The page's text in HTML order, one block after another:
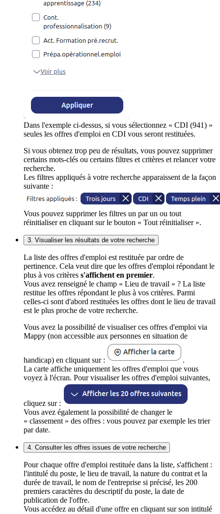
Dans l'exemple ci-dessus, si vous sélectionnez « CDI (941) »
seules les offres d'emploi en CDI vous seront restituées.
Si vous obtenez trop peu de résultats, vous pouvez supprimer
certains mots-clés ou certains filtres et critères et relancer votre
recherche.
Les filtres appliqués à votre recherche apparaissent de la façon
suivante :
Vous pouvez supprimer les filtres un par un ou tout
réinitialiser en cliquant sur le bouton « Tout réinitialiser ».
3. Visualiser les résultats de votre recherche
La liste des offres d'emploi est restituée par ordre de
pertinence. Cela veut dire que les offres d'emploi répondant le
plus à vos critères s'affichent en premier.
Vous avez renseigné le champ « Lieu de travail » ? La liste
restitue les offres répondant le plus à vos critères. Parmi
celles-ci sont d'abord restituées les offres dont le lieu de travail
est le plus proche de votre recherche.
Vous avez la possibilité de visualiser ces offres d'emploi via
Mappy (non accessible aux personnes en situation de
handicap) en cliquant sur :
.
La carte affiche uniquement les offres d'emploi que vous
voyez à l'écran. Pour visualiser les offres d'emploi suivantes,
cliquez sur :
Vous avez également la possibilité de changer le
« classement » des offres : vous pouvez par exemple les trier
par date.
4. Consulter les offres issues de votre recherche
Pour chaque offre d'emploi restituée dans la liste, s'affichent :
l'intitulé du poste, le lieu de travail, la nature du contrat et la
durée de travail, le nom de l'entreprise si précisé, les 200
premiers caractères du descriptif du poste, la date de
publication de l'offre.
Vous accédez au détail d'une offre en cliquant sur son intitulé